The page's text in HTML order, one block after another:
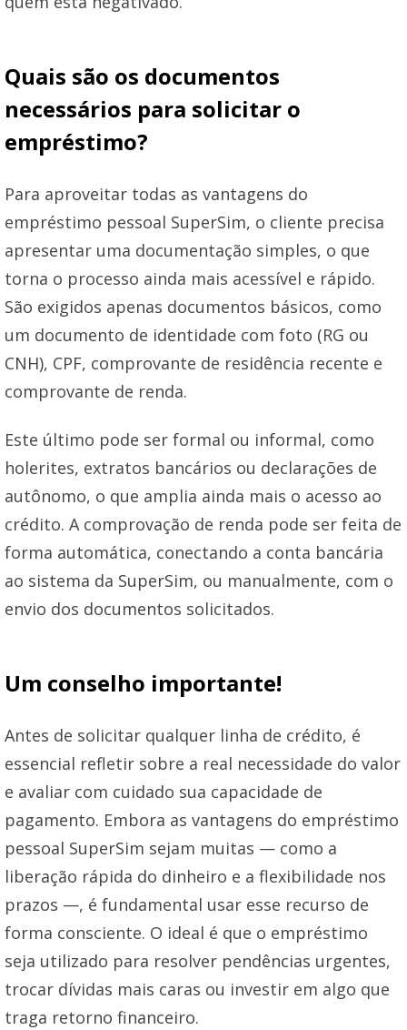
Quais são os documentos
necessários para solicitar o
empréstimo?
Para aproveitar todas as vantagens do
empréstimo pessoal SuperSim, o cliente precisa
apresentar uma documentação simples, o que
torna o processo ainda mais acessível e rápido.
São exigidos apenas documentos básicos, como
um documento de identidade com foto (RG ou
CNH), CPF, comprovante de residência recente e
comprovante de renda.
Este último pode ser formal ou informal, como
holerites, extratos bancários ou declarações de
autônomo, o que amplia ainda mais o acesso ao
crédito. A comprovação de renda pode ser feita de
forma automática, conectando a conta bancária
ao sistema da SuperSim, ou manualmente, com o
envio dos documentos solicitados.
Um conselho importante!
Antes de solicitar qualquer linha de crédito, é
essencial refletir sobre a real necessidade do valor
e avaliar com cuidado sua capacidade de
pagamento. Embora as vantagens do empréstimo
pessoal SuperSim sejam muitas — como a
liberação rápida do dinheiro e a flexibilidade nos
prazos —, é fundamental usar esse recurso de
forma consciente. O ideal é que o empréstimo
seja utilizado para resolver pendências urgentes,
trocar dívidas mais caras ou investir em algo que
traga retorno financeiro.